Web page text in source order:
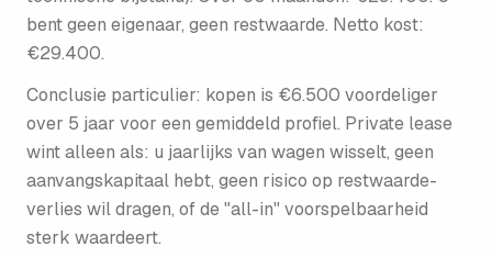
bent geen eigenaar, geen restwaarde. Netto kost:
€29.400.
Conclusie particulier: kopen is €6.500 voordeliger
over 5 jaar voor een gemiddeld profiel. Private lease
wint alleen als: u jaarlijks van wagen wisselt, geen
aanvangs­kapitaal hebt, geen risico op restwaarde-
verlies wil dragen, of de "all-in" voorspelbaarheid
sterk waardeert.